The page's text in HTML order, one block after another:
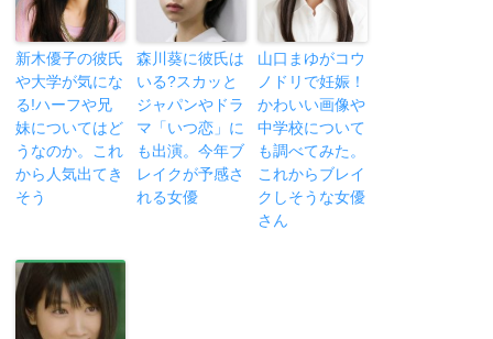
新木優子の彼氏
や大学が気にな
る!ハーフや兄
妹についてはど
うなのか。これ
から人気出てき
そう
森川葵に彼氏は
いる?スカッと
ジャパンやドラ
マ「いつ恋」に
も出演。今年ブ
レイクが予感さ
れる女優
山口まゆがコウ
ノドリで妊娠！
かわいい画像や
中学校について
も調べてみた。
これからブレイ
クしそうな女優
さん